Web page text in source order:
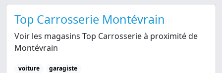
Top Carrosserie Montévrain
Voir les magasins Top Carrosserie à proximité de
Montévrain
voiture garagiste